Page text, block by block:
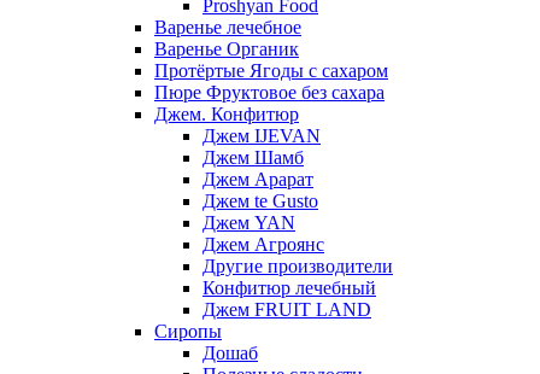
Proshyan Food
Варенье лечебное
Варенье Органик
Протёртые Ягоды с сахаром
Пюре Фруктовое без сахара
Джем. Конфитюр
Джем IJEVAN
Джем Шамб
Джем Арарат
Джем te Gusto
Джем YAN
Джем Агроянс
Другие производители
Конфитюр лечебный
Джем FRUIT LAND
Сиропы
Дошаб